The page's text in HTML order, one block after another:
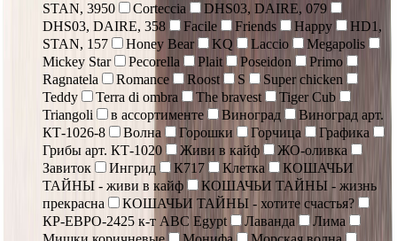
STAN, 3950
Corteccia
DHS03, DAIRE, 079
DHS03, DAIRE, 358
Facile Friends Happy
HD1,
STAN, 157
Honey Bear KQ Laccio
Megapolis
Mickey Star
Pecorella Plait Poseidon
Primo
Ragnatela
Romance Roost S
Super chicken
Teddy
Terra di ombra The bravest
Tiger Cub
Triangoli
в ассортименте Виноград
Виноград арт.
КТ-1026-8
Волна Горошки Горчица
Графика
Грибы арт. КТ-1020
Живи в кайф
ЖО-оливка
Завиток
Ингрид К717 Клетка
КОШАЧЬИ
ТАЙНЫ - живи в кайф
КОШАЧЬИ ТАЙНЫ - жизнь
прекрасна
КОШАЧЬИ ТАЙНЫ - хотите счастья?
КР-ЕВРО-2425 к-т ABC Egypt
Лаванда
Лима